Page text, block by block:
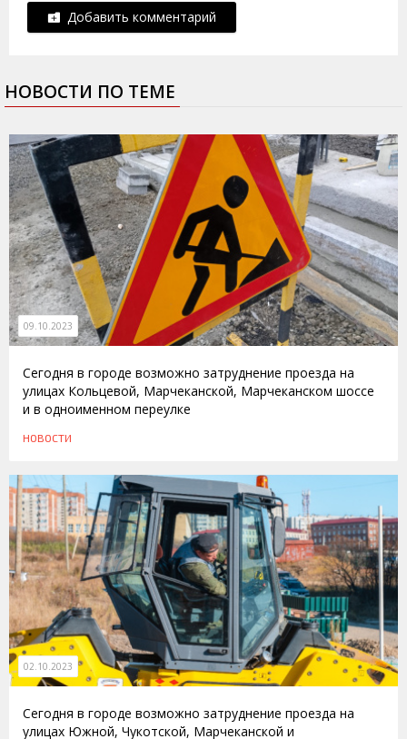
Добавить комментарий
НОВОСТИ ПО ТЕМЕ
09.10.2023
Сегодня в городе возможно затруднение проезда на
улицах Кольцевой, Марчеканской, Марчеканском шоссе
и в одноименном переулке
НОВОСТИ
02.10.2023
Сегодня в городе возможно затруднение проезда на
улицах Южной, Чукотской, Марчеканской и